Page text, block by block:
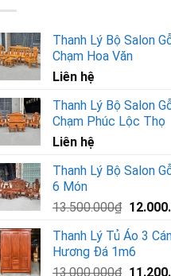
Thanh Lý Bộ Salon
Chạm Hoa Văn
Liên hệ
Thanh Lý Bộ Salon
Chạm Phúc Lộc Thọ
Liên hệ
Thanh Lý Bộ Salon
6 Món
13.500.000₫ Giá
là:
Thanh Lý Tủ Áo 3
Hương Đá 1m6
13.000.000₫ Giá